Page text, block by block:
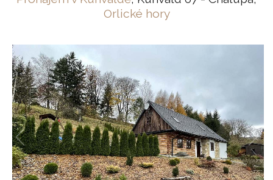
Orlické hory